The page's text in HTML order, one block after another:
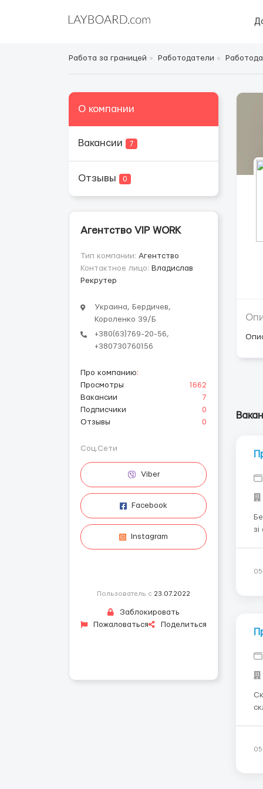
Работа за границей Работодатели
О компании
Вакансии 7
Отзывы 0
Агентство VIP WORK
Тип компании: Агентство
Контактное лицо: Владислав
Рекрутер
Украина, Бердичев,
Короленко 39/Б
+380(63)769-20-56,
+380730760156
Про компанию:
Просмотры
1662
Вакансии
7
Подписчики
0
Отзывы
0
Соц.Сети
Viber
Facebook
Instagram
Пользователь с 23.07.2022
Заблокировать
Пожаловаться
Поделиться